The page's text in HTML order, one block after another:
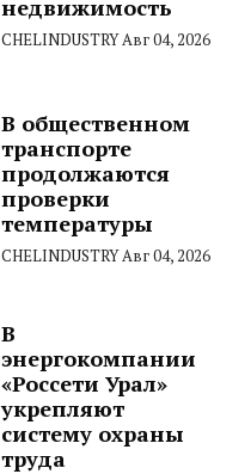
недвижимость
CHELINDUSTRYАвг 04, 2026
В общественном
транспорте
продолжаются
проверки
температуры
CHELINDUSTRYАвг 04, 2026
В
энергокомпании
«Россети Урал»
укрепляют
систему охраны
труда